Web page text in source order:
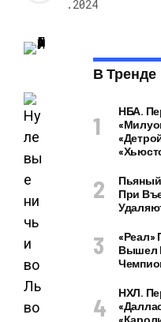
.2024
В Тренде
НБА.
Пьяный
При
«Реал»
Вышел
НХЛ.